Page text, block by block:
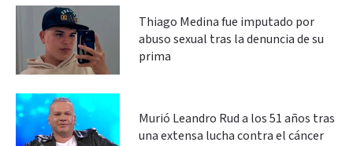
Thiago Medina fue imputado por
abuso sexual tras la denuncia de su
prima
Murió Leandro Rud a los 51 años tras
una extensa lucha contra el cáncer